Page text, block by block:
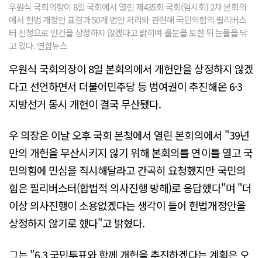
우원식 국회의장이 8일 국회에서 열린 제435회 국회(임시회) 2차 본회의
에서 헌법 개정안 표결과 50개 법안 처리와 관련해 국민의힘의 필리버스
터 신청으로 안건을 상정하지 않겠다고 밝히며 울분을 토한 뒤 눈물을 닦
고 있다. 연합뉴스
우원식 국회의장이 8일 본회의에서 개헌안을 상정하지 않겠
다고 선언하면서 더불어민주당 등 범여권이 추진해온 6·3
지방선거 동시 개헌이 결국 무산됐다.
우 의장은 이날 오후 국회 본청에서 열린 본회의에서 "39년
만의 개헌을 무산시키지 않기 위해 본회의를 연이틀 열고 국
민의힘에 민심을 직시해달라고 간곡히 요청했지만 국민의
힘은 필리버스터(합법적 의사진행 방해)로 응답했다"며 "더
이상 의사진행이 소용없겠다는 생각이 들어 헌법개정안을
상정하지 않기로 했다"고 밝혔다.
그는 "6.3 국민투표와 함께 개헌을 추진하겠다는 계획은 오